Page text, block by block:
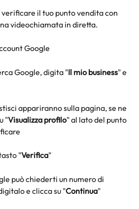
il tuo punto vendita con
videochiamata in diretta.
Google
Google, digita "Il mio business" e
appariranno sulla pagina, se ne
"Visualizza profilo" al lato del punto
"Verifica"
può chiederti un numero di
e clicca su "Continua"